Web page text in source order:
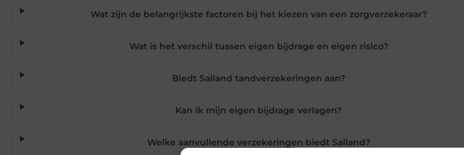
Wat zijn de belangrijkste factoren bij het kiezen van een zorgverzekeraar?
Wat is het verschil tussen eigen bijdrage en eigen risico?
Biedt Salland tandverzekeringen aan?
Kan ik mijn eigen bijdrage verlagen?
Welke aanvullende verzekeringen biedt Salland?